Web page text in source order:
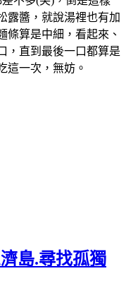
露醬，就說湯裡也有加
條算是中細，看起來、
，直到最後一口都算是
這一次，無妨。
島.尋找孤獨